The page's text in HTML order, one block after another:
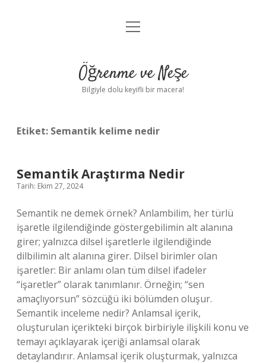
Anasayfa
Yasal Uyarı
menüyü
Öğrenme ve Neşe
Bilgiyle dolu keyifli bir macera!
Etiket: Semantik kelime nedir
Semantik Araştırma Nedir
Tarih: Ekim 27, 2024
Semantik ne demek örnek? Anlambilim, her türlü
işaretle ilgilendiğinde göstergebilimin alt alanına
girer; yalnızca dilsel işaretlerle ilgilendiğinde
dilbilimin alt alanına girer. Dilsel birimler olan
işaretler: Bir anlamı olan tüm dilsel ifadeler
“işaretler” olarak tanımlanır. Örneğin; “sen
amaçlıyorsun” sözcüğü iki bölümden oluşur.
Semantik inceleme nedir? Anlamsal içerik,
oluşturulan içerikteki birçok birbiriyle ilişkili konu ve
temayı açıklayarak içeriği anlamsal olarak
detaylandırır. Anlamsal içerik oluşturmak, yalnızca